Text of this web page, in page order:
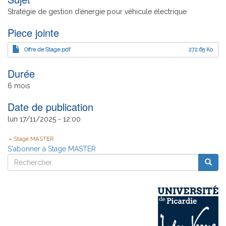
Stratégie de gestion d’énergie pour véhicule électrique
Piece jointe
Offre de Stage.pdf 272.65 Ko
Durée
6 mois
Date de publication
lun 17/11/2025 - 12:00
Type
Offre
Stage MASTER
S'abonner à Stage MASTER
Rechercher
Rechercher